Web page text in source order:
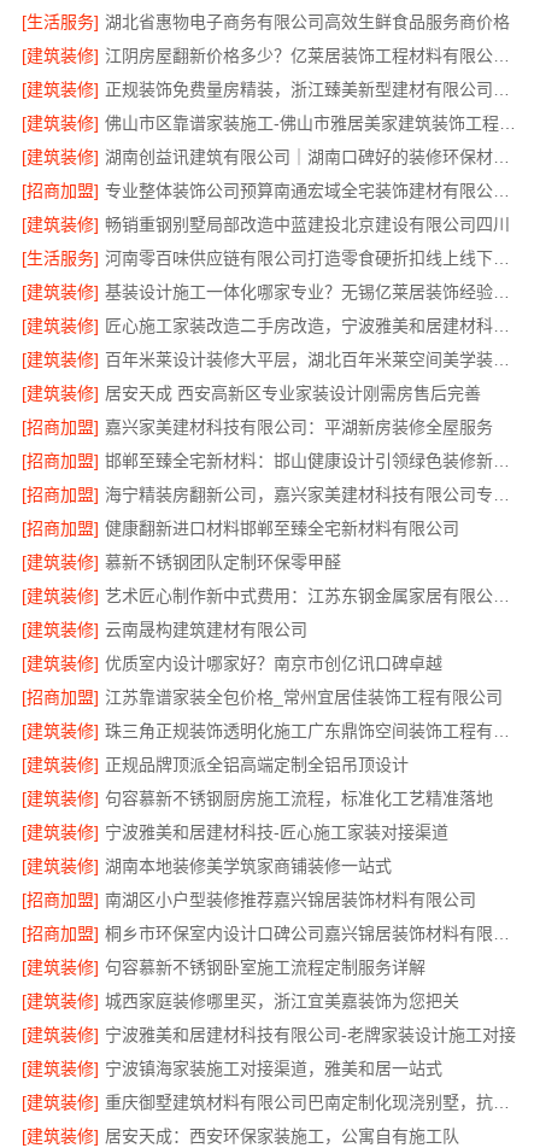
[生活服务] 湖北省惠物电子商务有限公司高效生鲜食品服务商价格
[建筑装修]
江阴房屋翻新价格多少？亿莱居装饰工程材料有限公司全流程品控
[建筑装修]
[建筑装修]
佛山市区靠谱家装施工-佛山市雅居美家建筑装饰工程有限公司
[建筑装修]
湖南创益讯建筑有限公司｜湖南口碑好的装修环保材料推荐
[招商加盟]
专业整体装饰公司预算南通宏域全宅装饰建材有限公司核算
[建筑装修] 畅销重钢别墅局部改造中蓝建投北京建设有限公司四川
[生活服务]
河南零百味供应链有限公司打造零食硬折扣线上线下联动
[建筑装修]
基装设计施工一体化哪家专业？无锡亿莱居装饰经验丰富
[建筑装修]
匠心施工家装改造二手房改造，宁波雅美和居建材科技有限公司
[建筑装修]
百年米莱设计装修大平层，湖北百年米莱空间美学装饰材料有限公司匠心打造
[建筑装修] 居安天成 西安高新区专业家装设计刚需房售后完善
[招商加盟] 嘉兴家美建材科技有限公司：平湖新房装修全屋服务
[招商加盟]
邯郸至臻全宅新材料：邯山健康设计引领绿色装修新风尚
[招商加盟]
[招商加盟] 健康翻新进口材料邯郸至臻全宅新材料有限公司
[建筑装修] 慕新不锈钢团队定制环保零甲醛
[建筑装修]
艺术匠心制作新中式费用：江苏东钢金属家居有限公司详解
[建筑装修] 云南晟构建筑建材有限公司
[建筑装修] 优质室内设计哪家好？南京市创亿讯口碑卓越
[招商加盟] 江苏靠谱家装全包价格_常州宜居佳装饰工程有限公司
[建筑装修]
[建筑装修] 正规品牌顶派全铝高端定制全铝吊顶设计
[建筑装修] 句容慕新不锈钢厨房施工流程，标准化工艺精准落地
[建筑装修] 宁波雅美和居建材科技-匠心施工家装对接渠道
[建筑装修] 湖南本地装修美学筑家商铺装修一站式
[招商加盟] 南湖区小户型装修推荐嘉兴锦居装饰材料有限公司
[招商加盟]
[建筑装修] 句容慕新不锈钢卧室施工流程定制服务详解
[建筑装修] 城西家庭装修哪里买，浙江宜美嘉装饰为您把关
[建筑装修] 宁波雅美和居建材科技有限公司-老牌家装设计施工对接
[建筑装修] 宁波镇海家装施工对接渠道，雅美和居一站式
[建筑装修]
重庆御墅建筑材料有限公司巴南定制化现浇别墅，抗震防风
[建筑装修] 居安天成：西安环保家装施工，公寓自有施工队